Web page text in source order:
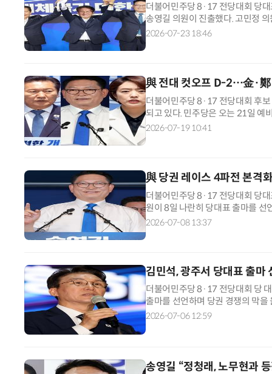
더불어민주당 8·17 전당대회 당
송영길 의원이 진출했다. 고민정
민주당은 23일 국회 의원회관에
2026-07-23 18:46
與 전대 컷오프 D-2…金·鄭
더불어민주당 8·17 전당대회 후
되고 있다. 민주당은 오는 21일 예
원 후보 14명 가운데 8명을 본선
2026-07-19 10:41
與 당권 레이스 4파전 본격
더불어민주당 8·17 전당대회 당
원이 8일 나란히 당대표 출마를 선
쟁에 뛰어들었다. 송 의원은 이날
2026-07-08 13:37
김민석, 광주서 당대표 출
더불어민주당 8·17 전당대회 당
출마를 선언하며 당권 경쟁의 막
고 지난 1년간의 당 운영을 강하게
2026-07-06 12:59
송영길 “정청래, 노무현과